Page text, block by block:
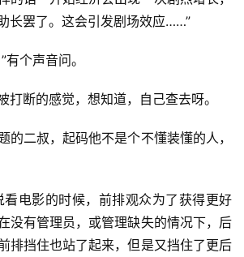
长罢了。这会引发剧场效应……”
个声音问。
打断的感觉，想知道，自己查去呀。
的二叔，起码他不是个不懂装懂的人，
看电影的时候，前排观众为了获得更好
没有管理员，或管理缺失的情况下，后
排挡住也站了起来，但是又挡住了更后